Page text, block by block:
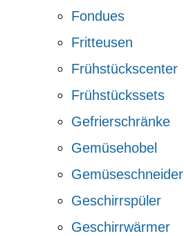
Fondues
Fritteusen
Frühstückscenter
Frühstückssets
Gefrierschränke
Gemüsehobel
Gemüseschneider
Geschirrspüler
Geschirrwärmer